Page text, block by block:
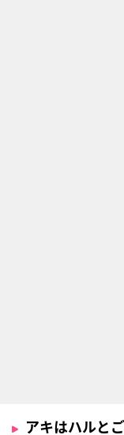
アキはハルと